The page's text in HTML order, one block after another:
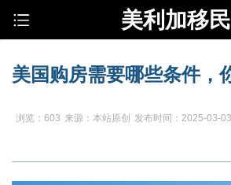
美利加移民
美国购房需要哪些条件，
浏览：603 来源：本站原创 发布时间：2025-03-